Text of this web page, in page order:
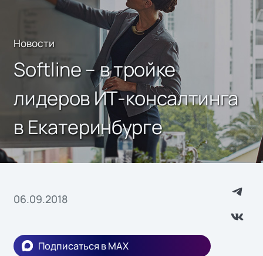
Новости
Softline – в тройке
лидеров ИТ-консалтинга
в Екатеринбурге
06.09.2018
Подписаться в MAX